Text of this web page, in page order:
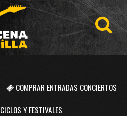
COMPRAR ENTRADAS CONCIERTOS
CICLOS Y FESTIVALES